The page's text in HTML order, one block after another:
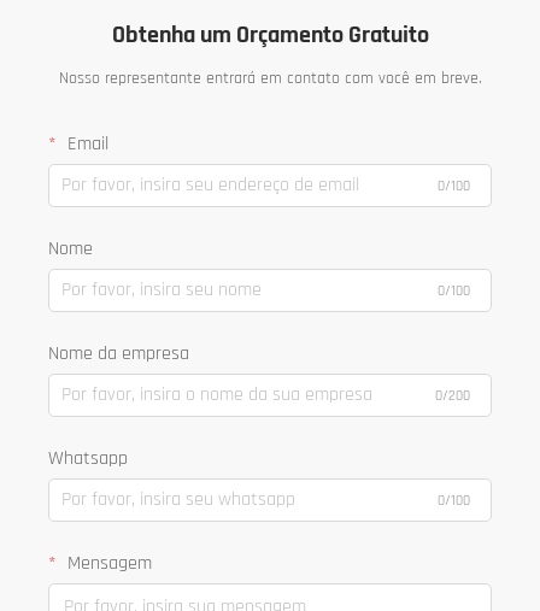
Obtenha um Orçamento Gratuito
Nosso representante entrará em contato com você em breve.
Email
0/100
Nome
0/100
Nome da empresa
0/200
Whatsapp
0/100
Mensagem